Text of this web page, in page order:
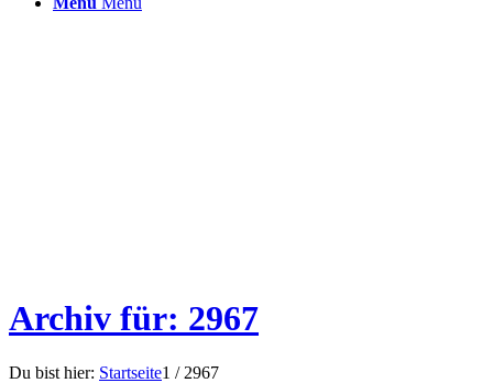
Archiv für: 2967
Du bist hier: Startseite1 / 2967